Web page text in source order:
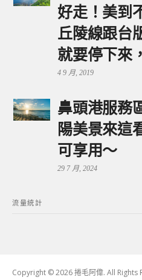
好走！美到
丘陵線跟台
就要停下來
4 9 月, 2019
鼻頭港服務
陽美景來這
可享用～
29 7 月, 2024
流量統計
Copyright © 2026 捲毛阿偉. All Rights